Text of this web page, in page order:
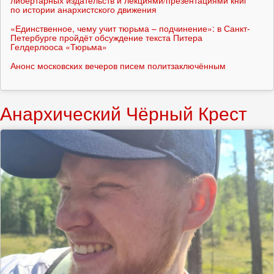
по истории анархистского движения
«Единственное, чему учит тюрьма – подчинение»: в Санкт-
Петербурге пройдёт обсуждение текста Питера
Гелдерлооса «Тюрьма»
Анонс московских вечеров писем политзаключённым
Анархический Чёрный Крест